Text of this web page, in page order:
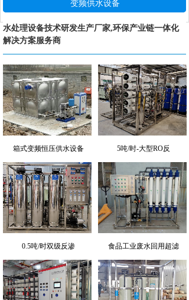
箱式变频恒压供水设备 5吨/时-大型RO反
0.5吨/时双级反渗 食品工业废水回用超滤
变频供水设备
水处理设备技术研发生产厂家,环保产业链一体化
解决方案服务商